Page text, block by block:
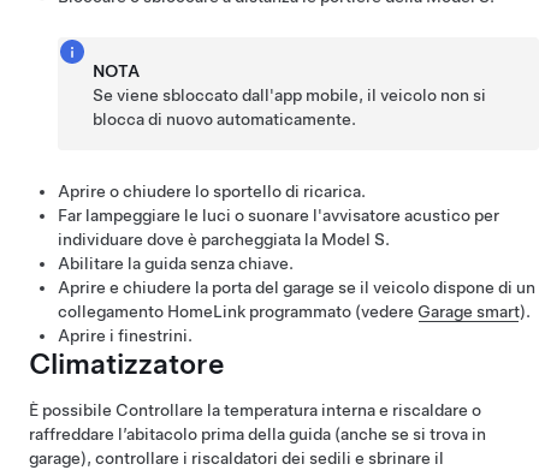
NOTA
Se viene sbloccato dall'app mobile, il veicolo non si
blocca di nuovo automaticamente.
Aprire o chiudere lo sportello di ricarica.
Far lampeggiare le luci o suonare l'avvisatore acustico per
individuare dove è parcheggiata la Model S.
Abilitare la guida senza chiave.
Aprire e chiudere la porta del garage se il veicolo dispone di un
collegamento HomeLink programmato (vedere Garage smart).
Aprire i finestrini.
Climatizzatore
È possibile Controllare la temperatura interna e riscaldare o
raffreddare l’abitacolo prima della guida (anche se si trova in
garage), controllare i riscaldatori dei sedili e sbrinare il